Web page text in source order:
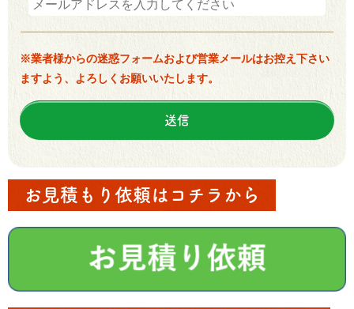
※業者様からの迷惑フォームおよび営業メールはお控え下さい
ますよう、よろしくお願いいたします。
お見積もり依頼はコチラから